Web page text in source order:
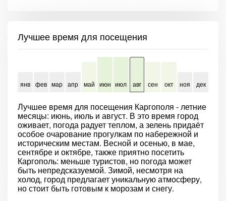
Лучшее время для посещения
янв фев мар апр май июн июл авг сен окт ноя дек
Лучшее время для посещения Каргополя - летние
месяцы: июнь, июль и август. В это время город
оживает, погода радует теплом, а зелень придаёт
особое очарование прогулкам по набережной и
историческим местам. Весной и осенью, в мае,
сентябре и октябре, также приятно посетить
Каргополь: меньше туристов, но погода может
быть непредсказуемой. Зимой, несмотря на
холод, город предлагает уникальную атмосферу,
но стоит быть готовым к морозам и снегу.